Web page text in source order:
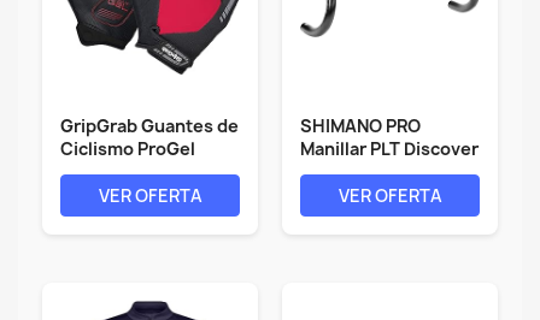
GripGrab Guantes de
Ciclismo ProGel
4mm...
VER OFERTA
SHIMANO PRO
Manillar PLT Discover
Gravel...
VER OFERTA